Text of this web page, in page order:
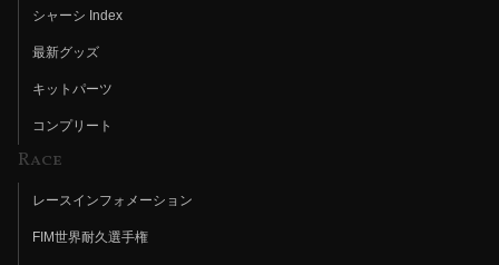
シャーシ Index
最新グッズ
キットパーツ
コンプリート
Race
レースインフォメーション
FIM世界耐久選手権